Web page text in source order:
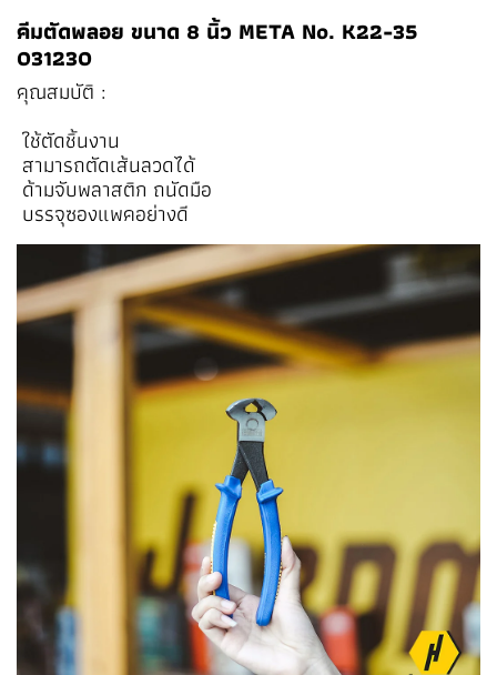
คีมตัดพลอย ขนาด 8 นิ้ว META No. K22-35
031230
คุณสมบัติ :
ใช้ตัดชิ้นงาน
สามารถตัดเส้นลวดได้
ด้ามจับพลาสติก ถนัดมือ
บรรจุซองแพคอย่างดี